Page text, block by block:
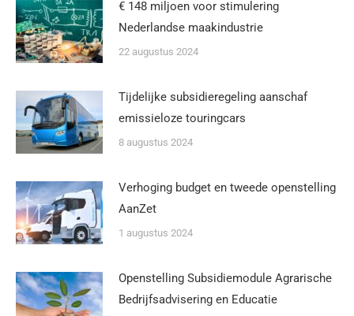
€ 148 miljoen voor stimulering
Nederlandse maakindustrie
22 augustus 2024
Tijdelijke subsidieregeling aanschaf
emissieloze touringcars
8 augustus 2024
Verhoging budget en tweede openstelling
AanZet
1 augustus 2024
Openstelling Subsidiemodule Agrarische
Bedrijfsadvisering en Educatie